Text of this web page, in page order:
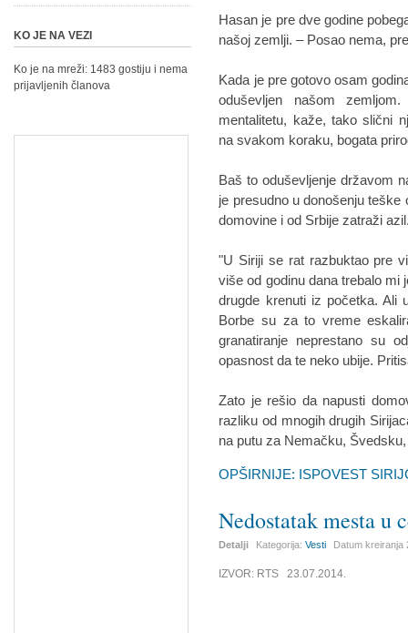
Hasan je pre dve godine
našoj zemlji. – Posao nema,
Kada je pre gotovo osam
oduševljen našom
mentalitetu, kaže, tako slični
na svakom koraku, bogata
Baš to oduševljenje državom
je presudno u donošenju
domovine i od Srbije zatraži
"U Siriji se rat razbuktao pre
više od godinu dana trebalo mi
drugde krenuti iz početka. Ali
Borbe su za to vreme
granatiranje neprestano su
opasnost da te neko ubije.
Zato je rešio da napusti
razliku od mnogih drugih
na putu za Nemačku,
OPŠIRNIJE: ISPOVEST
Nedostatak mesta u
Detalji Kategorija:Vesti Datum kreiranja
IZVOR: RTS 23.07.2014.
KO JE NA VEZI
Ko je na mreži: 1483 gostiju i nema
prijavljenih članova